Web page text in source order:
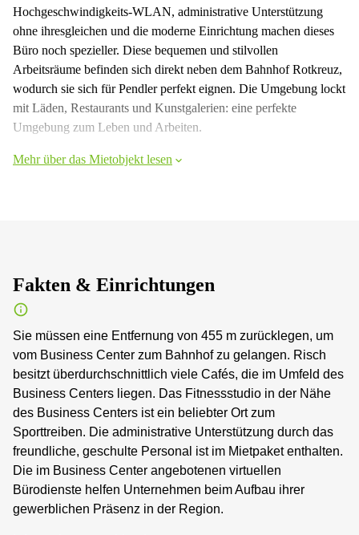
Hochgeschwindigkeits-WLAN, administrative Unterstützung
ohne ihresgleichen und die moderne Einrichtung machen dieses
Büro noch spezieller. Diese bequemen und stilvollen
Arbeitsräume befinden sich direkt neben dem Bahnhof Rotkreuz,
wodurch sie sich für Pendler perfekt eignen. Die Umgebung lockt
mit Läden, Restaurants und Kunstgalerien: eine perfekte
Umgebung zum Leben und Arbeiten.
Mehr über das Mietobjekt lesen
Fakten & Einrichtungen
Sie müssen eine Entfernung von 455 m zurücklegen, um
vom Business Center zum Bahnhof zu gelangen. Risch
besitzt überdurchschnittlich viele Cafés, die im Umfeld des
Business Centers liegen. Das Fitnessstudio in der Nähe
des Business Centers ist ein beliebter Ort zum
Sporttreiben. Die administrative Unterstützung durch das
freundliche, geschulte Personal ist im Mietpaket enthalten.
Die im Business Center angebotenen virtuellen
Bürodienste helfen Unternehmen beim Aufbau ihrer
gewerblichen Präsenz in der Region.